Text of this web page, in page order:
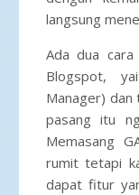
langsung
Ada dua
Blogspot,
Manager) dan
pasang itu
Memasang
rumit tetapi
dapat fitur